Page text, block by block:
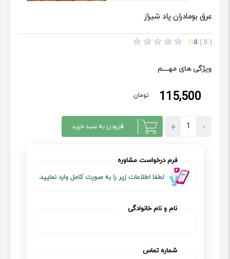
عرق بومادران پاد شیراز
0 ( 0 )
ویژگی های مهــــم
115,500 تومان
افزودن به سبد خرید
فرم درخواست مشاوره
لطفا اطلاعات زیر را به صورت کامل وارد نمایید.
نام و نام خانوادگی
شماره تماس